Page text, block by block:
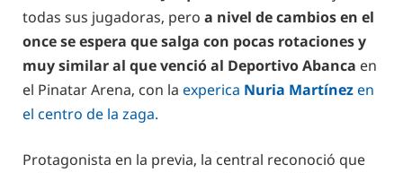
todas sus jugadoras, pero a nivel de cambios en el
once se espera que salga con pocas rotaciones y
muy similar al que venció al Deportivo Abanca en
el Pinatar Arena, con la experica Nuria Martínez en
el centro de la zaga.
Protagonista en la previa, la central reconoció que